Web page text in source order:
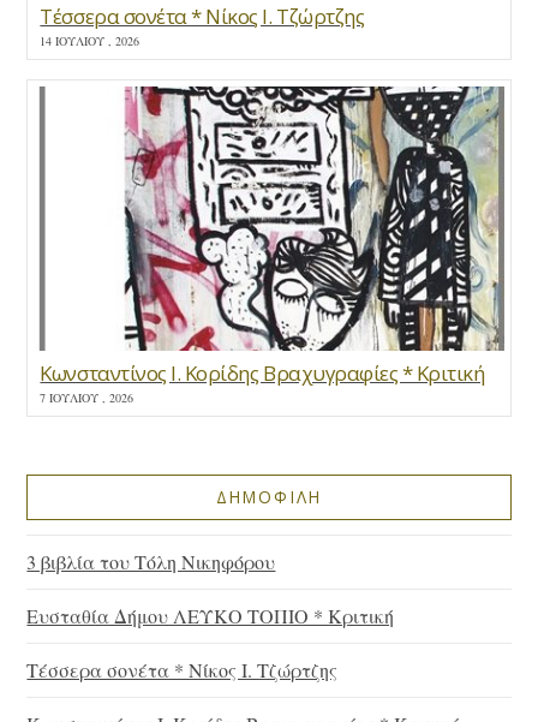
Τέσσερα σονέτα * Νίκος Ι. Τζώρτζης
14 ΙΟΥΛΊΟΥ , 2026
Κωνσταντίνος Ι. Κορίδης Βραχυγραφίες * Κριτική
7 ΙΟΥΛΊΟΥ , 2026
ΔΗΜΟΦΙΛΗ
3 βιβλία του Τόλη Νικηφόρου
Ευσταθία Δήμου ΛΕΥΚΟ ΤΟΠΙΟ * Κριτική
Τέσσερα σονέτα * Νίκος Ι. Τζώρτζης